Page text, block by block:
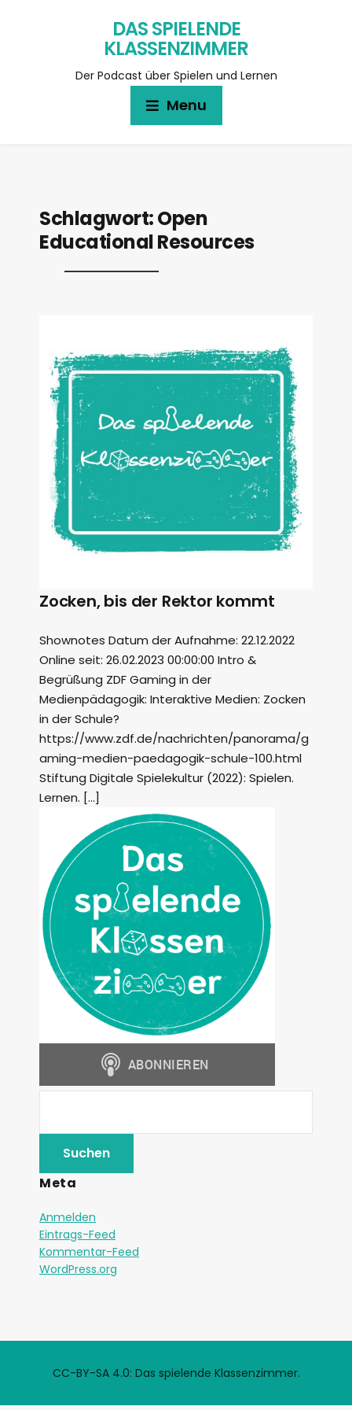
DAS SPIELENDE
KLASSENZIMMER
Der Podcast über Spielen und Lernen
Menu
Schlagwort:Open
Educational Resources
Zocken, bis der Rektor kommt
Shownotes Datum der Aufnahme: 22.12.2022
Online seit: 26.02.2023 00:00:00 Intro &
Begrüßung ZDF Gaming in der
Medienpädagogik: Interaktive Medien: Zocken
in der Schule?
https://www.zdf.de/nachrichten/panorama/g
aming-medien-paedagogik-schule-100.html
Stiftung Digitale Spielekultur (2022): Spielen.
Lernen. […]
Meta
Anmelden
Eintrags-Feed
Kommentar-Feed
WordPress.org
CC-BY-SA 4.0: Das spielende Klassenzimmer.